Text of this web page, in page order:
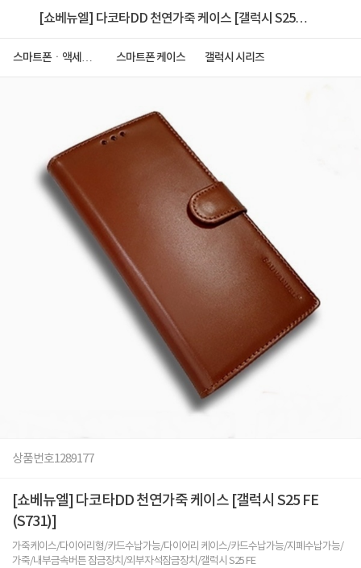
[쇼베뉴엘] 다코타DD 천연가죽 케이스 [갤럭시 S25
스마트폰ㆍ액세서
스마트폰 케이스 갤럭시 시리즈
상품번호1289177
[쇼베뉴엘] 다코타DD 천연가죽 케이스 [갤럭시 S25 FE
(S731)]
가죽케이스/다이어리형/카드수납가능/다이어리 케이스/카드수납가능/지폐수납가능/
가죽/내부금속버튼 잠금장치/외부자석잠금장치/갤럭시 S25 FE